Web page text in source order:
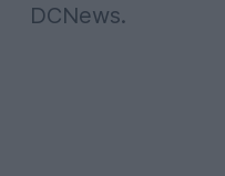
DCNews.